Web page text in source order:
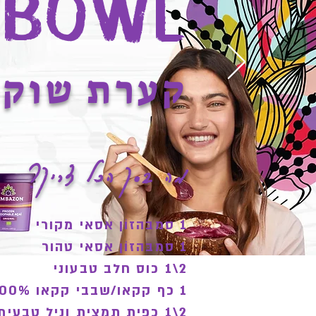
Bowl
קערת
מה בסך הכל צריך?
1 סמבּהזוֹן אסאי מקורי
1 סמבּהזוֹן אסאי טהור
2\1 כוס חלב טבעוני
1 כף קקאו/שבבי קקאו 100%